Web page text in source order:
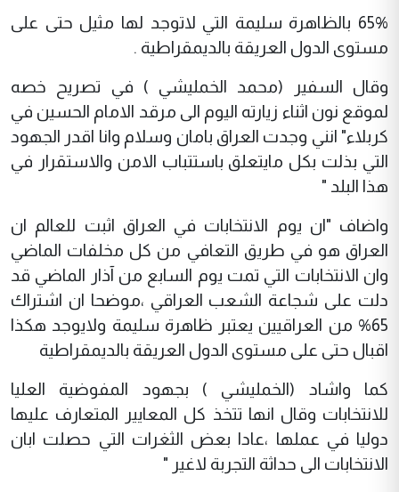
65% بالظاهرة سليمة التي لاتوجد لها مثيل حتى على
مستوى الدول العريقة بالديمقراطية .
وقال السفير (محمد الخمليشي ) في تصريح خصه
لموقع نون اثناء زيارته اليوم الى مرقد الامام الحسين في
كربلاء" انني وجدت العراق بامان وسلام وانا اقدر الجهود
التي بذلت بكل مايتعلق باستتباب الامن والاستقرار في
هذا البلد "
واضاف "ان يوم الانتخابات في العراق اثبت للعالم ان
العراق هو في طريق التعافي من كل مخلفات الماضي
وان الانتخابات التي تمت يوم السابع من آذار الماضي قد
دلت على شجاعة الشعب العراقي ،موضحا ان اشتراك
65% من العراقيين يعتبر ظاهرة سليمة ولايوجد هكذا
اقبال حتى على مستوى الدول العريقة بالديمقراطية
كما واشاد (الخمليشي ) بجهود المفوضية العليا
للانتخابات وقال انها تتخذ كل المعايير المتعارف عليها
دوليا في عملها ،عادا بعض الثغرات التي حصلت ابان
الانتخابات الى حداثة التجربة لاغير "